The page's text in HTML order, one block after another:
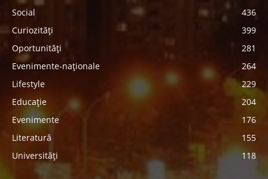
Social
436
Curiozități
399
Oportunități
281
Evenimente-naționale
264
Lifestyle
229
Educație
204
Evenimente
176
Literatură
155
Universități
118